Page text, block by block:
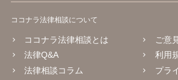
ココナラ法律相談について
ココナラ法律相談とは
法律Q&A
法律相談コラム
ご意
利用
プラ